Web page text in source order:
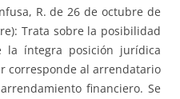
R. de 26 de octubre de
Trata sobre la posibilidad
la íntegra posición jurídica
corresponde al arrendatario
financiero. Se